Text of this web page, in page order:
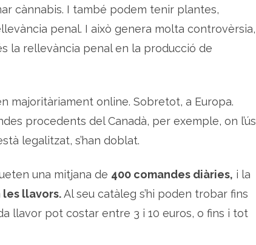
cànnabis. I també podem tenir plantes,
penal. I això genera molta controvèrsia,
la rellevància penal en la producció de
majoritàriament online. Sobretot, a Europa.
procedents del Canadà, per exemple, on l’ús
legalitzat, s’han doblat.
una mitjana de 400 comandes diàries, i la
les llavors.Al seu catàleg s’hi poden trobar fins
llavor pot costar entre 3 i 10 euros, o fins i tot